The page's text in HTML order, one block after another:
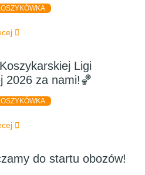
Ligi
2026 za nami!🏀
do startu obozów!